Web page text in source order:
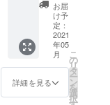
フト
セット
(ペン、
マグ、
コー
ヒー付
き)を送
りま
お届
け予
定：
2021
年05
月
詳細を見る
こ
の
リ
タ
ー
ン
を
選
択